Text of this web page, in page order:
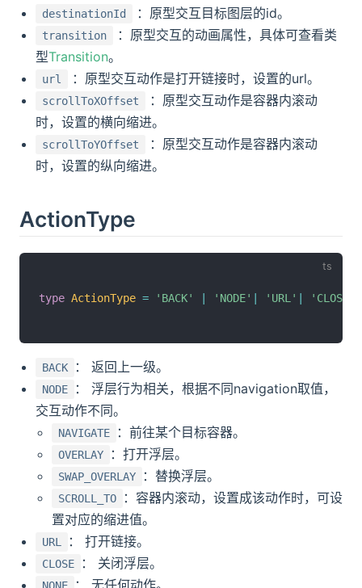
destinationId ：原型交互目标图层的id。
transition
：原型交互的动画属性，具体可查看类
型Transition。
url ：原型交互动作是打开链接时，设置的url。
scrollToXOffset
：原型交互动作是容器内滚动
时，设置的横向缩进。
scrollToYOffset
：原型交互动作是容器内滚动
时，设置的纵向缩进。
ActionType
type ActionType = 'BACK' 'NODE' 'URL' 'CLOSE'
BACK ： 返回上一级。
NODE
： 浮层行为相关，根据不同navigation取值，
交互动作不同。
NAVIGATE ：前往某个目标容器。
OVERLAY ：打开浮层。
SWAP_OVERLAY ：替换浮层。
SCROLL_TO
：容器内滚动，设置成该动作时，可设
置对应的缩进值。
URL ： 打开链接。
CLOSE ： 关闭浮层。